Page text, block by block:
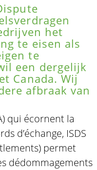
het
te eisen als
te
een dergelijk
Canada. Wij
afbraak van
qui écornent la
d’échange, ISDS
permet
dédommagements